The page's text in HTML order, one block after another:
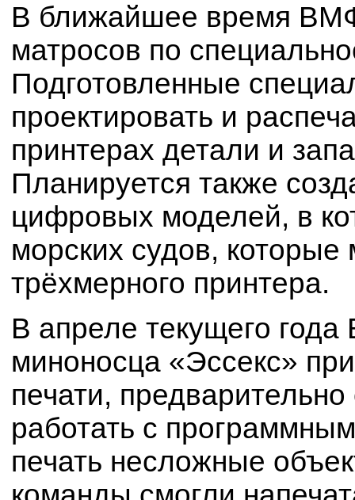
В ближайшее время
матросов по
Подготовленные
проектировать и
принтерах детали и
Планируется также
цифровых моделей, в
морских судов,
трёхмерного принтера.
В апреле текущего
миноносца «Эссекс»
печати,
работать с
печать несложные